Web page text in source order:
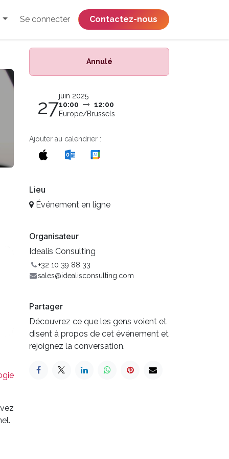
Se connecter ​​​​​​​​​​​​​​​​Contactez-nous
Annulé
27juin 2025
10:00
12:00
Europe/Brussels
Ajouter au calendrier :
Lieu
Événement en ligne
Organisateur
Idealis Consulting
+32 10 39 88 33
sales@idealisconsulting.com
Partager
Découvrez ce que les gens voient et
disent à propos de cet événement et
rejoignez la conversation.